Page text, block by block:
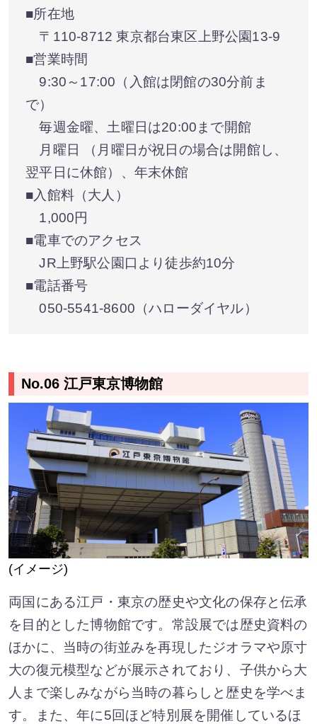
■所在地
〒110-8712 東京都台東区上野公園13-9
■営業時間
9:30～17:00（入館は閉館の30分前ま
で）
毎週金曜、土曜日は20:00まで開館
月曜日 （月曜日が祝日の場合は開館し、
翌平日に休館）、年末休館
■入館料（大人）
1,000円
■電車でのアクセス
JR上野駅公園口より徒歩約10分
■電話番号
050-5541-8600（ハローダイヤル）
No.06 江戸東京博物館
(イメージ)
両国にある江戸・東京の歴史や文化の保存と伝承
を目的とした博物館です。常設展では歴史資料の
ほかに、当時の街並みを再現したジオラマや原寸
大の復元模型などが展示されており、子供から大
人まで楽しみながら当時の暮らしと歴史を学べま
す。また、年に5回ほど特別展を開催しているほ